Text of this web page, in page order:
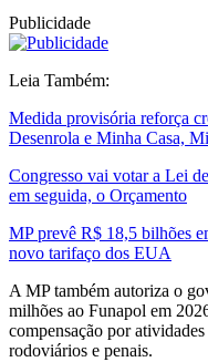
Publicidade
Leia Também:
Medida provisória reforça
Desenrola e Minha Casa,
Congresso vai votar a Lei
em seguida, o Orçamento
MP prevê R$ 18,5 bilhões
novo tarifaço dos EUA
A MP também autoriza o
milhões ao Funapol em
compensação por
rodoviários e penais.